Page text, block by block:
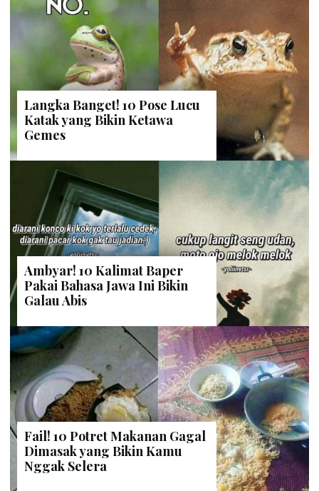
Langka Banget! 10 Pose Lucu
Katak yang Bikin Ketawa
Gemes
Ambyar! 10 Kalimat Baper
Pakai Bahasa Jawa Ini Bikin
Galau Abis
Fail! 10 Potret Makanan Gagal
Dimasak yang Bikin Kamu
Nggak Selera